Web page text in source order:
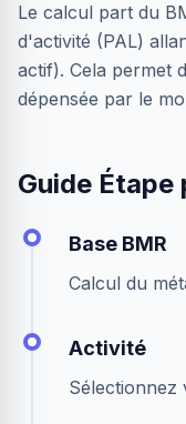
Le calcul part du
d'activité (PAL)
actif). Cela permet
dépensée par le
Guide Étape
Base BMR
Calcul du
Activité
Sélectionnez